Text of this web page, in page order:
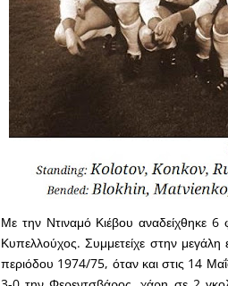
Με την Ντιναμό Κιέβου αναδείχθηκε
Κυπελλούχος. Συμμετείχε στην
περιόδου 1974/75, όταν και στις 14